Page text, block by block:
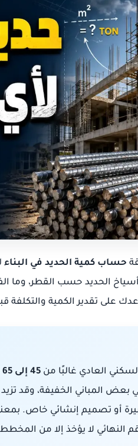
حساب كمية الحديد في البناء
الحديد حسب القطر، وما
تقدير الكمية والتكلفة
العادي غالبًا من 45 إلى 65 كجم حديد لكل متر مربع من مسطح البناء